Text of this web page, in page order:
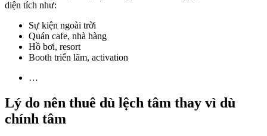
diện tích như:
Sự kiện ngoài trời
Quán cafe, nhà hàng
Hồ bơi, resort
Booth triển lãm, activation
…
Lý do nên thuê dù lệch tâm thay vì dù
chính tâm